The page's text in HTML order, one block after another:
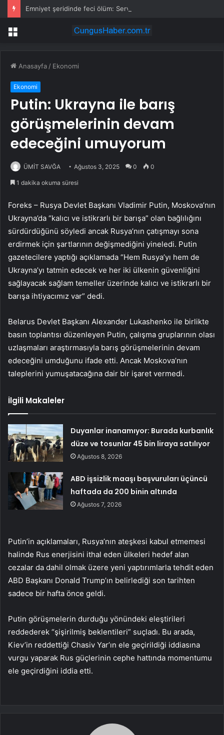
Menü
Anasayfa / Ekonomi
Ekonomi
Putin: Ukrayna ile barış
görüşmelerinin devam
edeceğini umuyorum
ÜMİT SAVĞA Ağustos 3, 2025 0 0
1 dakika okuma süresi
Foreks – Rusya Devlet Başkanı Vladimir Putin, Moskova’nın
Ukrayna’da “kalıcı ve istikrarlı bir barışa” olan bağlılığını
sürdürdüğünü söyledi ancak Rusya’nın çatışmayı sona
erdirmek için şartlarının değişmediğini yineledi. Putin
gazetecilere yaptığı açıklamada “Hem Rusya’yı hem de
Ukrayna’yı tatmin edecek ve her iki ülkenin güvenliğini
sağlayacak sağlam temeller üzerinde kalıcı ve istikrarlı bir
barışa ihtiyacımız var” dedi.
Belarus Devlet Başkanı Alexander Lukashenko ile birlikte
basın toplantısı düzenleyen Putin, çalışma gruplarının olası
uzlaşmaları araştırmasıyla barış görüşmelerinin devam
edeceğini umduğunu ifade etti. Ancak Moskova’nın
taleplerini yumuşatacağına dair bir işaret vermedi.
İlgili Makaleler
Duyanlar inanamıyor: Burada kurbanlık
düze ve tosunlar 45 bin liraya satılıyor
Ağustos 8, 2026
ABD işsizlik maaşı başvuruları üçüncü
haftada da 200 binin altında
Ağustos 7, 2026
Putin’in açıklamaları, Rusya’nın ateşkesi kabul etmemesi
halinde Rus enerjisini ithal eden ülkeleri hedef alan
cezalar da dahil olmak üzere yeni yaptırımlarla tehdit eden
ABD Başkanı Donald Trump’ın belirlediği son tarihten
sadece bir hafta önce geldi.
Putin görüşmelerin durduğu yönündeki eleştirileri
reddederek “şişirilmiş beklentileri” suçladı. Bu arada,
Kiev’in reddettiği Chasiv Yar’ın ele geçirildiği iddiasına
vurgu yaparak Rus güçlerinin cephe hattında momentumu
ele geçirdiğini iddia etti.